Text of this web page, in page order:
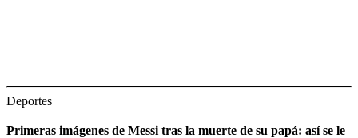
Deportes
Primeras imágenes de Messi tras la muerte de su papá: así se le